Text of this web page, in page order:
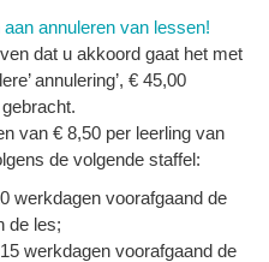
annuleren van lessen!
dat u akkoord gaat het met
annulering’, € 45,00
van € 8,50 per leerling van
de volgende staffel:
werkdagen voorafgaand de
de les;
werkdagen voorafgaand de